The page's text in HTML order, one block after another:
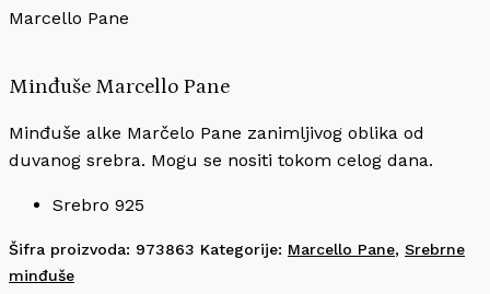
Marcello Pane
Minđuše Marcello Pane
Minđuše alke Marčelo Pane zanimljivog oblika od
duvanog srebra. Mogu se nositi tokom celog dana.
Srebro 925
Šifra proizvoda: 973863 Kategorije: Marcello Pane, Srebrne
minđuše